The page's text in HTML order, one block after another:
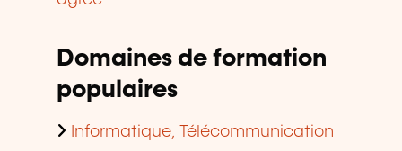
Domaines de formation
populaires
Informatique, Télécommunication